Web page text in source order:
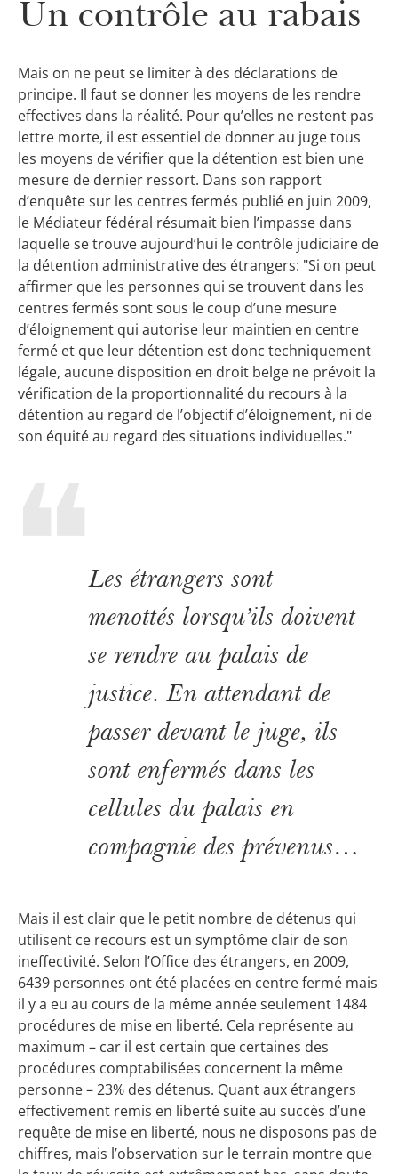
Un contrôle au rabais
Mais on ne peut se limiter à des déclarations de
principe. Il faut se donner les moyens de les rendre
effectives dans la réalité. Pour qu’elles ne restent pas
lettre morte, il est essentiel de donner au juge tous
les moyens de vérifier que la détention est bien une
mesure de dernier ressort. Dans son rapport
d’enquête sur les centres fermés publié en juin 2009,
le Médiateur fédéral résumait bien l’impasse dans
laquelle se trouve aujourd’hui le contrôle judiciaire de
la détention administrative des étrangers: "Si on peut
affirmer que les personnes qui se trouvent dans les
centres fermés sont sous le coup d’une mesure
d’éloignement qui autorise leur maintien en centre
fermé et que leur détention est donc techniquement
légale, aucune disposition en droit belge ne prévoit la
vérification de la proportionnalité du recours à la
détention au regard de l’objectif d’éloignement, ni de
son équité au regard des situations individuelles."
Les étrangers sont
menottés lorsqu’ils doivent
se rendre au palais de
justice. En attendant de
passer devant le juge, ils
sont enfermés dans les
cellules du palais en
compagnie des prévenus…
Mais il est clair que le petit nombre de détenus qui
utilisent ce recours est un symptôme clair de son
ineffectivité. Selon l’Office des étrangers, en 2009,
6439 personnes ont été placées en centre fermé mais
il y a eu au cours de la même année seulement 1484
procédures de mise en liberté. Cela représente au
maximum – car il est certain que certaines des
procédures comptabilisées concernent la même
personne – 23% des détenus. Quant aux étrangers
effectivement remis en liberté suite au succès d’une
requête de mise en liberté, nous ne disposons pas de
chiffres, mais l’observation sur le terrain montre que